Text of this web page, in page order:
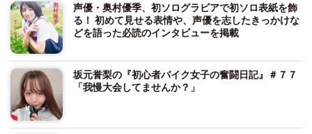
声優・奥村優季、初ソログラビアで初ソロ表紙を飾
る！ 初めて見せる表情や、声優を志したきっかけな
どを語った必読のインタビューを掲載
坂元誉梨の『初心者バイク女子の奮闘日記』＃７７
「我慢大会してませんか？」